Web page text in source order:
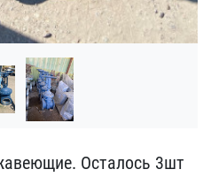
Осталось 3шт